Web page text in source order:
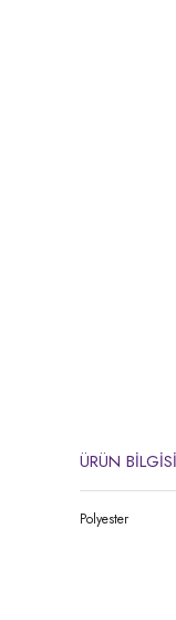
ÜRÜN BİLGİSİ
Polyester